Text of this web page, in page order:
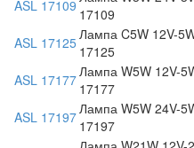
ASL 17109 17109
ASL 17125Лампа C5W 12V-
17125
ASL 17177Лампа W5W 12V-
17177
ASL 17197Лампа W5W 24V-
17197